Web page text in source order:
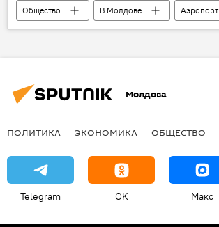
Общество В Молдове
Аэропорт
запрет
Молдова
ПОЛИТИКА ЭКОНОМИКА ОБЩЕСТВО
Telegram OK Макс